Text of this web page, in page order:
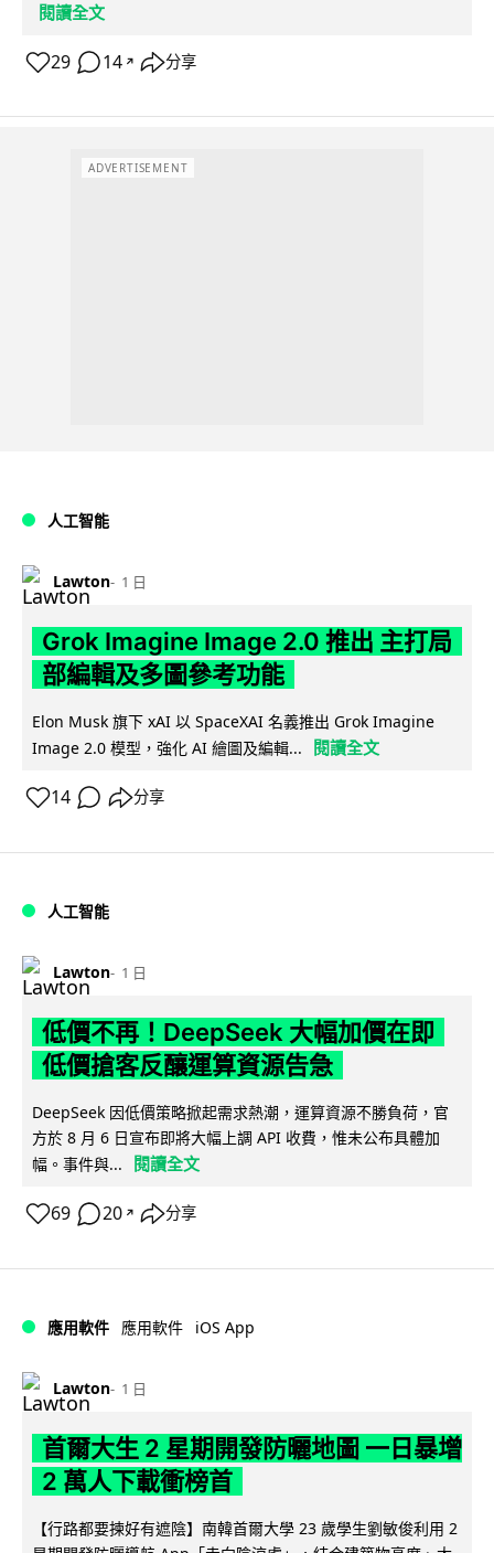
閱讀全文
29 14 ↗ 分享
ADVERTISEMENT
人工智能
Lawton 1 日
Grok Imagine Image 2.0 推出 主打局
部編輯及多圖參考功能
Elon Musk 旗下 xAI 以 SpaceXAI 名義推出 Grok Imagine
Image 2.0 模型，強化 AI 繪圖及編輯...
閱讀全文
14 分享
人工智能
Lawton 1 日
低價不再！DeepSeek 大幅加價在即
低價搶客反釀運算資源告急
DeepSeek 因低價策略掀起需求熱潮，運算資源不勝負荷，官
方於 8 月 6 日宣布即將大幅上調 API 收費，惟未公布具體加
幅。事件與...
閱讀全文
69 20 ↗ 分享
應用軟件 應用軟件 iOS App
Lawton 1 日
首爾大生 2 星期開發防曬地圖 一日暴增
2 萬人下載衝榜首
【行路都要揀好有遮陰】南韓首爾大學 23 歲學生劉敏俊利用 2